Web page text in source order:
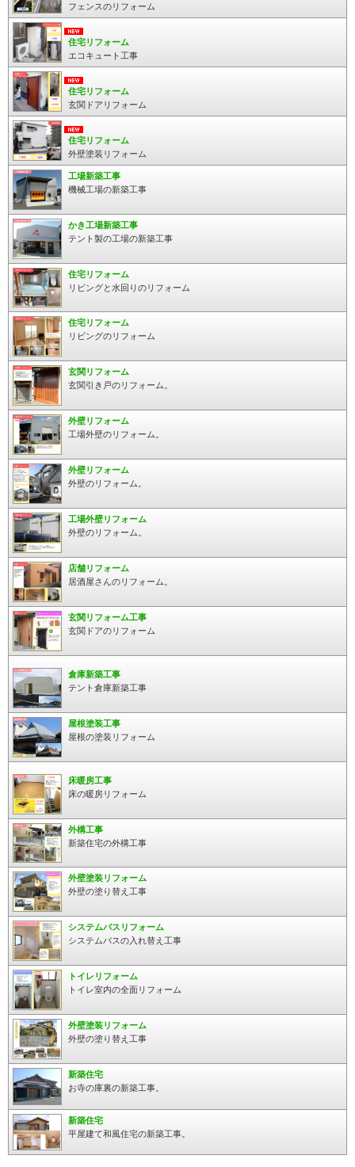
フェンスのリフォーム
住宅リフォーム
エコキュート工事
住宅リフォーム
玄関ドアリフォーム
住宅リフォーム
外壁塗装リフォーム
工場新築工事
機械工場の新築工事
かき工場新築工事
テント製の工場の新築工事
住宅リフォーム
リビングと水回りのリフォーム
住宅リフォーム
リビングのリフォーム
玄関リフォーム
玄関引き戸のリフォーム。
外壁リフォーム
工場外壁のリフォーム。
外壁リフォーム
外壁のリフォーム。
工場外壁リフォーム
外壁のリフォーム。
店舗リフォーム
居酒屋さんのリフォーム。
玄関リフォーム工事
玄関ドアのリフォーム
倉庫新築工事
テント倉庫新築工事
屋根塗装工事
屋根の塗装リフォーム
床暖房工事
床の暖房リフォーム
外構工事
新築住宅の外構工事
外壁塗装リフォーム
外壁の塗り替え工事
システムバスリフォーム
システムバスの入れ替え工事
トイレリフォーム
トイレ室内の全面リフォーム
外壁塗装リフォーム
外壁の塗り替え工事
新築住宅
お寺の庫裏の新築工事。
新築住宅
平屋建て和風住宅の新築工事。